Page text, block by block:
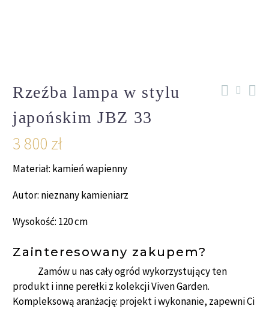
Rzeźba lampa w stylu
japońskim JBZ 33
3 800 zł
Materiał: kamień wapienny
Autor: nieznany kamieniarz
Wysokość: 120 cm
Zainteresowany zakupem?
Zamów u nas cały ogród wykorzystujący ten
produkt i inne perełki z kolekcji Viven Garden.
Kompleksową aranżację: projekt i wykonanie, zapewni Ci